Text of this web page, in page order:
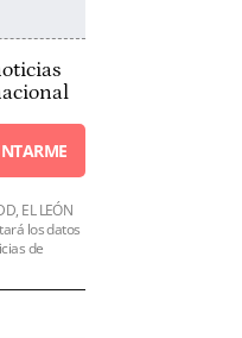
EL LEÓN
los datos
de